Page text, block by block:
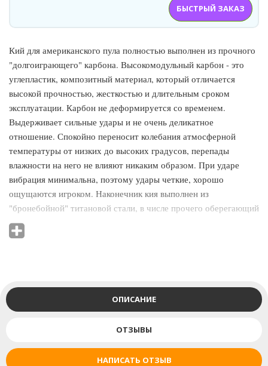
БЫСТРЫЙ ЗАКАЗ
Кий для американского пула полностью выполнен из прочного
"долгоиграющего" карбона. Высокомодульный карбон - это
углепластик, композитный материал, который отличается
высокой прочностью, жесткостью и длительным сроком
эксплуатации. Карбон не деформируется со временем.
Выдерживает сильные удары и не очень деликатное
отношение. Спокойно переносит колебания атмосферной
температуры от низких до высоких градусов, перепады
влажности на него не влияют никаким образом. При ударе
вибрация минимальна, поэтому удары четкие, хорошо
ощущаются игроком. Наконечник кия выполнен из
"бронебойной" титановой стали, в числе прочего оберегающий
кий от деформаций, на который установлена многослойная
кожаная наклейка с жесткостью Super Hard+ и фиброй. На
и волокнами. Рекомендуется бильярдным клубам, заведения
предлагающим бильярд в качестве дополнительной услуги -
ОПИСАНИЕ
ОТЗЫВЫ
НАПИСАТЬ ОТЗЫВ